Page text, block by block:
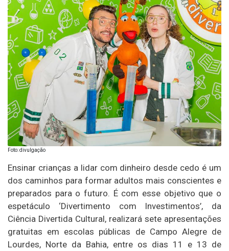
Foto: divulgação
Ensinar crianças a lidar com dinheiro desde cedo é um
dos caminhos para formar adultos mais conscientes e
preparados para o futuro. É com esse objetivo que o
espetáculo ‘Divertimento com Investimentos’, da
Ciência Divertida Cultural, realizará sete apresentações
gratuitas em escolas públicas de Campo Alegre de
Lourdes, Norte da Bahia, entre os dias 11 e 13 de